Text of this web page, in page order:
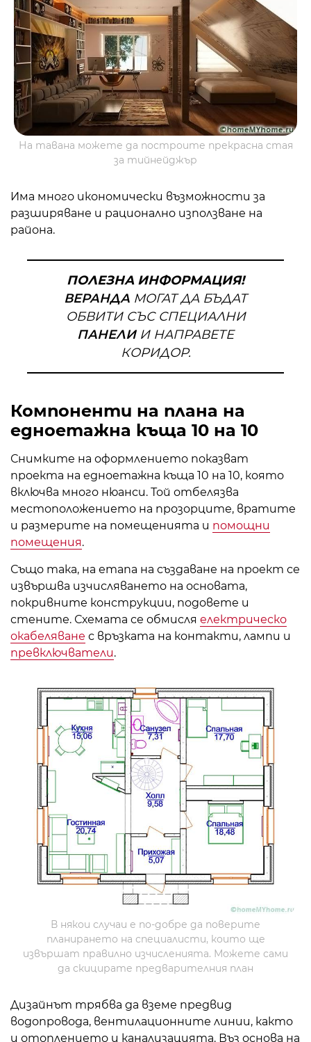
На тавана можете да построите прекрасна стая
за тийнейджър
Има много икономически възможности за
разширяване и рационално използване на
района.
ПОЛЕЗНА ИНФОРМАЦИЯ!
ВЕРАНДА МОГАТ ДА БЪДАТ
ОБВИТИ СЪС СПЕЦИАЛНИ
ПАНЕЛИИ НАПРАВЕТЕ
КОРИДОР.
Компоненти на плана на
едноетажна къща 10 на 10
Снимките на оформлението показват
проекта на едноетажна къща 10 на 10, която
включва много нюанси. Той отбелязва
местоположението на прозорците, вратите
и размерите на помещенията и помощни
помещения.
Също така, на етапа на създаване на проект се
извършва изчисляването на основата,
покривните конструкции, подовете и
стените. Схемата се обмисля електрическо
окабеляване с връзката на контакти, лампи и
превключватели.
В някои случаи е по-добре да поверите
планирането на специалисти, които ще
извършат правилно изчисленията. Можете сами
да скицирате предварителния план
Дизайнът трябва да вземе предвид
водопровода, вентилационните линии, както
и отоплението и канализацията. Въз основа на